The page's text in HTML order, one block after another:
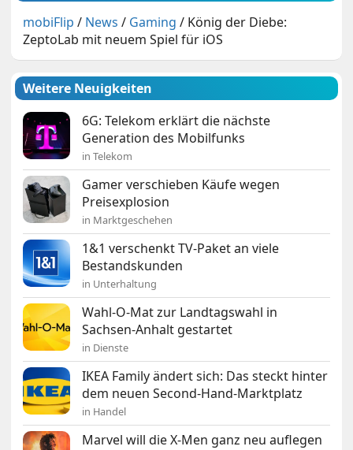
mobiFlip / News / Gaming / König der Diebe:
ZeptoLab mit neuem Spiel für iOS
Weitere Neuigkeiten
6G: Telekom erklärt die nächste
Generation des Mobilfunks
in Telekom
Gamer verschieben Käufe wegen
Preisexplosion
in Marktgeschehen
1&1 verschenkt TV-Paket an viele
Bestandskunden
in Unterhaltung
Wahl-O-Mat zur Landtagswahl in
Sachsen-Anhalt gestartet
in Dienste
IKEA Family ändert sich: Das steckt hinter
dem neuen Second-Hand-Marktplatz
in Handel
Marvel will die X-Men ganz neu auflegen